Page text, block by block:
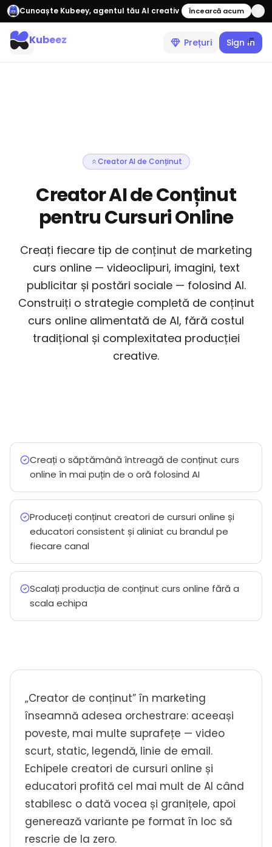
Cunoaște Kubeey, agentul tău AI creativ Încearcă acum
Prețuri Sign In
Kubeez
Creator AI de Conținut
Creator AI de Conținut
pentru Cursuri Online
Creați fiecare tip de conținut de marketing
curs online — videoclipuri, imagini, text
publicitar și postări sociale — folosind AI.
Construiți o strategie completă de conținut
curs online alimentată de AI, fără costul
tradițional și complexitatea producției
creative.
Creați o săptămână întreagă de conținut curs
online în mai puțin de o oră folosind AI
Produceți conținut creatori de cursuri online și
educatori consistent și aliniat cu brandul pe
fiecare canal
Scalați producția de conținut curs online fără a
scala echipa
„Creator de conținut” în marketing
înseamnă adesea orchestrare: aceeași
poveste, mai multe suprafețe — video
scurt, static, legendă, linie de email.
Echipele creatori de cursuri online și
educatori profită cel mai mult de AI când
stabilesc o dată vocea și granițele, apoi
generează variante pe format în loc să
rescrie de la zero.